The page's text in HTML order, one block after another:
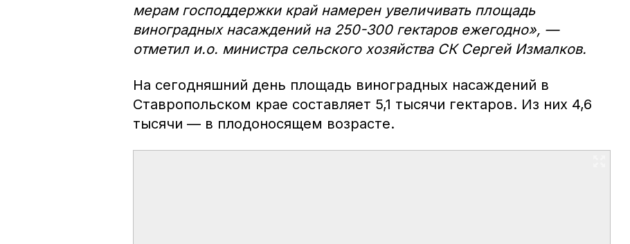
мерам господдержки край намерен увеличивать площадь
виноградных насаждений на 250-300 гектаров ежегодно», —
отметил и.о. министра сельского хозяйства СК Сергей Измалков.
На сегодняшний день площадь виноградных насаждений в
Ставропольском крае составляет 5,1 тысячи гектаров. Из них 4,6
тысячи — в плодоносящем возрасте.